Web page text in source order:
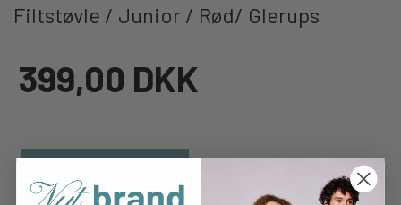
Filtstøvle / Junior / Rød/ Glerups
399,00 DKK